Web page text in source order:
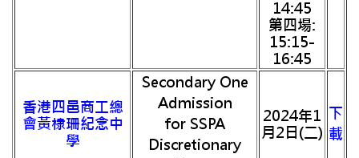
14:45
第四場:
15:15-
16:45
香港四邑商工總
會黃棣珊紀念中
學
Secondary One
Admission
for SSPA
Discretionary
2024年1
月2日(二)
下
載